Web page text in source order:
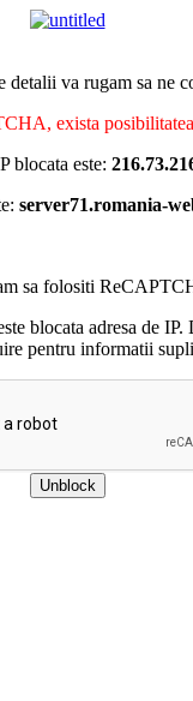
detalii va rugam sa ne
exista
blocata este:
server71.romania-
sa folositi
blocata adresa de
pentru informatii